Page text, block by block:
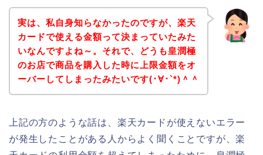
実は、私自身知らなかったのですが、楽天
カードで使える金額って決まっていたみた
いなんですよね～。それで、どうも皇潤極
のお店で商品を購入した時に上限金額をオ
ーバーしてしまったみたいです(･∀･`*)＾＾
上記の方のような話は、楽天カードが使えないエラー
が発生したことがある人からよく聞くことですが、楽